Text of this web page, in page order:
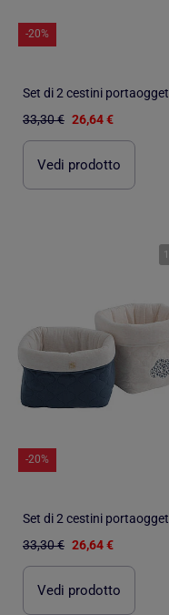
-20%
33,30 € 26,64 €
Vedi prodotto
1
-20%
33,30 € 26,64 €
Vedi prodotto